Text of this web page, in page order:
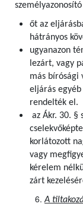
őt az
hátrányos
ugyanazon
lezárt, vagy
más bírósági
eljárás
rendelték el.
az Ákr. 30. §
korlátozott
vagy
kérelem
zárt
A